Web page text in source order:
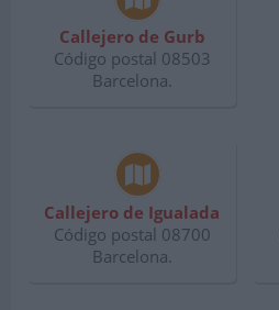
Callejero de Gurb
Código postal 08503
Barcelona.
Callejero de Igualada
Código postal 08700
Barcelona.